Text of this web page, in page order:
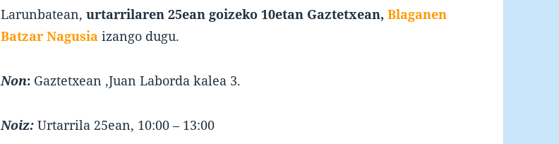
Larunbatean,urtarrilaren25ean goizeko 10etan Gaztetxean,Blaganen
Batzar Nagusiaizango dugu.
Non: Gaztetxean ,Juan Laborda kalea 3.
Noiz:Urtarrila 25ean, 10:00 – 13:00